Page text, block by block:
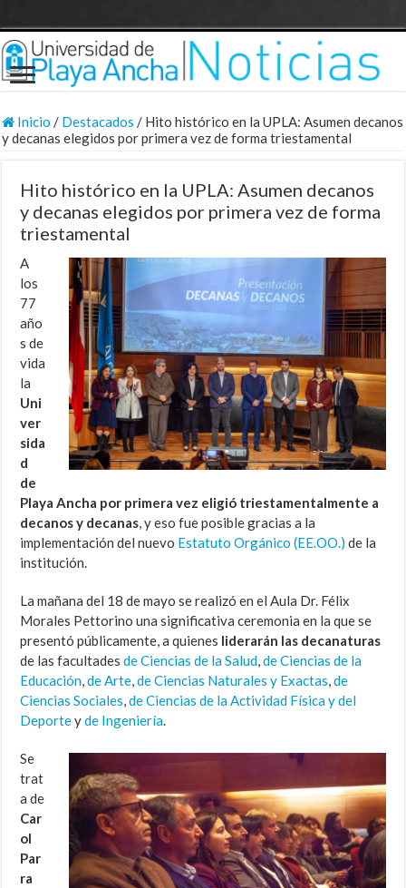
Inicio / Destacados / Hito histórico en la UPLA: Asumen decanos
y decanas elegidos por primera vez de forma triestamental
Hito histórico en la UPLA: Asumen decanos
y decanas elegidos por primera vez de forma
triestamental
A
los
77
año
s de
vida
la
Uni
ver
sida
d
de
Playa Ancha por primera vez eligió triestamentalmente a
decanos y decanas, y eso fue posible gracias a la
implementación del nuevo Estatuto Orgánico (EE.OO.) de la
institución.
La mañana del 18 de mayo se realizó en el Aula Dr. Félix
Morales Pettorino una significativa ceremonia en la que se
presentó públicamente, a quienes liderarán las decanaturas
de las facultadesde Ciencias de la Salud,de Ciencias de la
Educación,de Arte,de Ciencias Naturales y Exactas,de
Ciencias Sociales,de Ciencias de la Actividad Física y del
Deporteyde Ingeniería.
Se
trat
a de
Car
ol
Par
ra